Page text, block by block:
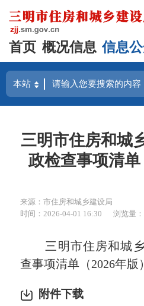
首页 概况信息 信息
三明市住房和城
政检查事项清单
来源：市住房和城乡建设局
时间：2026-04-01 16:30
浏览量
三明市住房和城乡
查事项清单（2026年版）
附件下载